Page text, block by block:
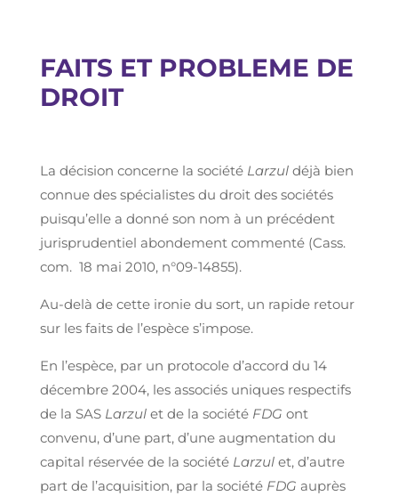
FAITS ET PROBLEME DE
DROIT
La décision concerne la société Larzuldéjà bien
connue des spécialistes du droit des sociétés
puisqu’elle a donné son nom à un précédent
jurisprudentiel abondement commenté (Cass.
com. 18 mai 2010, n°09-14855).
Au-delà de cette ironie du sort, un rapide retour
sur les faits de l’espèce s’impose.
En l’espèce, par un protocole d’accord du 14
décembre 2004, les associés uniques respectifs
de la SAS Larzulet de la société FDG ont
convenu, d’une part, d’une augmentation du
capital réservée de la société Larzulet, d’autre
part de l’acquisition, par la société FDG auprès